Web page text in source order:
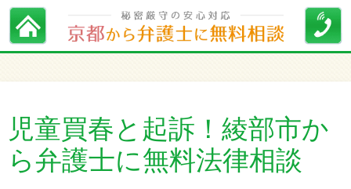
児童買春と起訴！綾部市か
ら弁護士に無料法律相談